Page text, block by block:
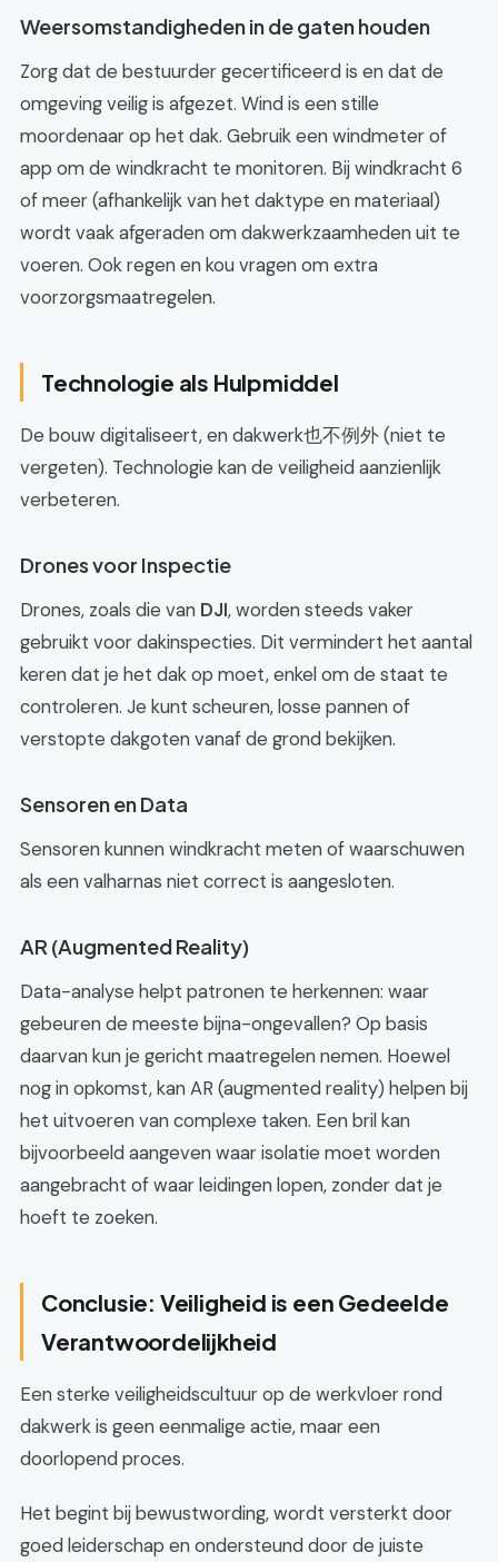
Weersomstandigheden in de gaten houden
Zorg dat de bestuurder gecertificeerd is en dat de
omgeving veilig is afgezet. Wind is een stille
moordenaar op het dak. Gebruik een windmeter of
app om de windkracht te monitoren. Bij windkracht 6
of meer (afhankelijk van het daktype en materiaal)
wordt vaak afgeraden om dakwerkzaamheden uit te
voeren. Ook regen en kou vragen om extra
voorzorgsmaatregelen.
Technologie als Hulpmiddel
De bouw digitaliseert, en dakwerk也不例外 (niet te
vergeten). Technologie kan de veiligheid aanzienlijk
verbeteren.
Drones voor Inspectie
Drones, zoals die van DJI, worden steeds vaker
gebruikt voor dakinspecties. Dit vermindert het aantal
keren dat je het dak op moet, enkel om de staat te
controleren. Je kunt scheuren, losse pannen of
verstopte dakgoten vanaf de grond bekijken.
Sensoren en Data
Sensoren kunnen windkracht meten of waarschuwen
als een valharnas niet correct is aangesloten.
AR (Augmented Reality)
Data-analyse helpt patronen te herkennen: waar
gebeuren de meeste bijna-ongevallen? Op basis
daarvan kun je gericht maatregelen nemen. Hoewel
nog in opkomst, kan AR (augmented reality) helpen bij
het uitvoeren van complexe taken. Een bril kan
bijvoorbeeld aangeven waar isolatie moet worden
aangebracht of waar leidingen lopen, zonder dat je
hoeft te zoeken.
Conclusie: Veiligheid is een Gedeelde
Verantwoordelijkheid
Een sterke veiligheidscultuur op de werkvloer rond
dakwerk is geen eenmalige actie, maar een
doorlopend proces.
Het begint bij bewustwording, wordt versterkt door
goed leiderschap en ondersteund door de juiste